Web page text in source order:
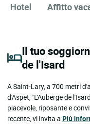
Hotel Affitto
Il tuo
de l'Isard
A Saint-Lary, a 700 metri
d'Aspet, "L'Auberge de
piacevole, riposante e
recente, vi invita a Più